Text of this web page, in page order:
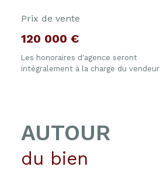
Prix de vente
120 000 €
Les honoraires d'agence seront
intégralement à la charge du vendeur
AUTOUR
du bien